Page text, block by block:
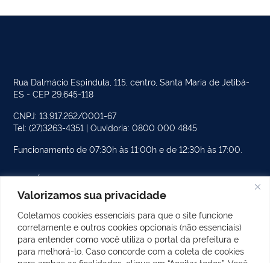
Valorizamos sua privacidade
Coletamos cookies essenciais para que o site funcione
corretamente e outros cookies opcionais (não essenciais)
para entender como você utiliza o portal da prefeitura e
para melhorá-lo. Caso concorde com a coleta de cookies
Rua Dalmácio Espindula, 115, centro, Santa Maria de Jetibá-
ES - CEP 29.645-118
CNPJ: 13.917.262/0001-67
Tel: (27)3263-4351 | Ouvidoria: 0800 000 4845
Funcionamento de 07:30h às 11:00h e de 12:30h às 17:00.
PÁGINAS DO SITE
POSTS RECENTES